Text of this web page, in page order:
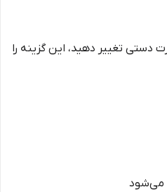
دستی تغییر دهید، این گزینه را
می‌شود